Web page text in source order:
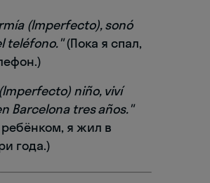
(Imperfecto), sonó
teléfono."(Пока я спал,
niño, viví
Barcelona tres años."
ребёнком, я жил в
года.)